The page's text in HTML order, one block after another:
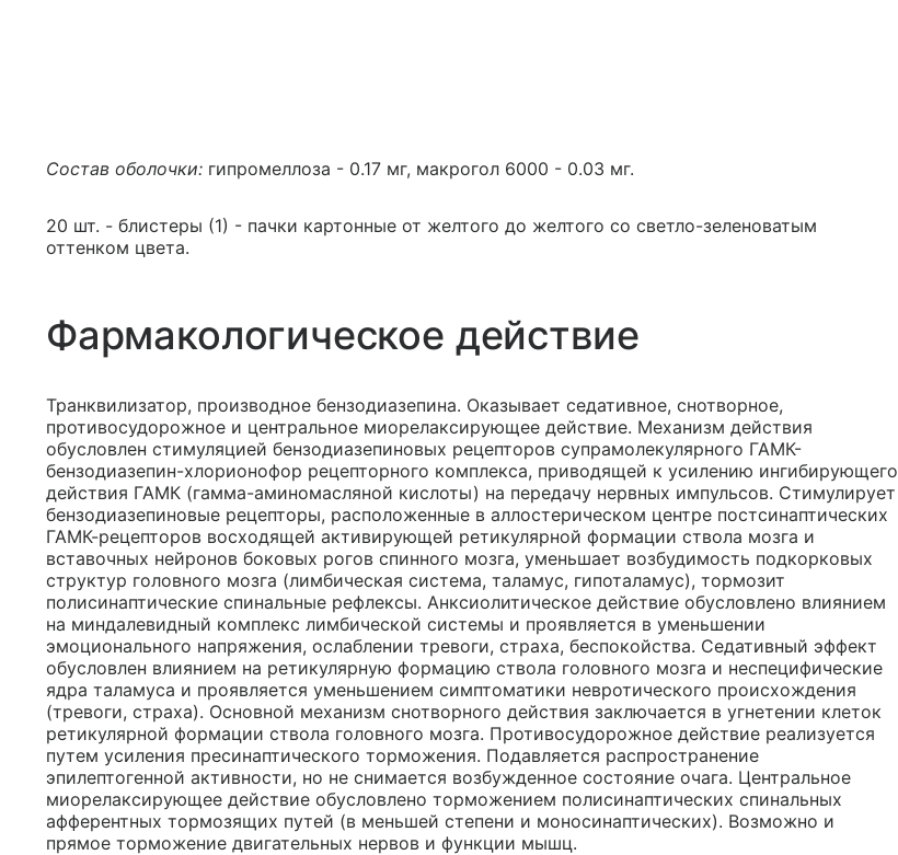
Состав оболочки: гипромеллоза - 0.17 мг, макрогол 6000 - 0.03 мг.
20 шт. - блистеры (1) - пачки картонные от желтого до желтого со светло-зеленоватым
оттенком цвета.
Фармакологическое действие
Транквилизатор, производное бензодиазепина. Оказывает седативное, снотворное,
противосудорожное и центральное миорелаксирующее действие. Механизм действия
обусловлен стимуляцией бензодиазепиновых рецепторов супрамолекулярного ГАМК-
бензодиазепин-хлорионофор рецепторного комплекса, приводящей к усилению ингибирующего
действия ГАМК (гамма-аминомасляной кислоты) на передачу нервных импульсов. Стимулирует
бензодиазепиновые рецепторы, расположенные в аллостерическом центре постсинаптических
ГАМК-рецепторов восходящей активирующей ретикулярной формации ствола мозга и
вставочных нейронов боковых рогов спинного мозга, уменьшает возбудимость подкорковых
структур головного мозга (лимбическая система, таламус, гипоталамус), тормозит
полисинаптические спинальные рефлексы. Анксиолитическое действие обусловлено влиянием
на миндалевидный комплекс лимбической системы и проявляется в уменьшении
эмоционального напряжения, ослаблении тревоги, страха, беспокойства. Седативный эффект
обусловлен влиянием на ретикулярную формацию ствола головного мозга и неспецифические
ядра таламуса и проявляется уменьшением симптоматики невротического происхождения
(тревоги, страха). Основной механизм снотворного действия заключается в угнетении клеток
ретикулярной формации ствола головного мозга. Противосудорожное действие реализуется
путем усиления пресинаптического торможения. Подавляется распространение
эпилептогенной активности, но не снимается возбужденное состояние очага. Центральное
миорелаксирующее действие обусловлено торможением полисинаптических спинальных
афферентных тормозящих путей (в меньшей степени и моносинаптических). Возможно и
прямое торможение двигательных нервов и функции мышц.